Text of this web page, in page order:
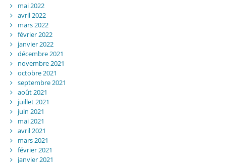
mai 2022
avril 2022
mars 2022
février 2022
janvier 2022
décembre 2021
novembre 2021
octobre 2021
septembre 2021
août 2021
juillet 2021
juin 2021
mai 2021
avril 2021
mars 2021
février 2021
janvier 2021